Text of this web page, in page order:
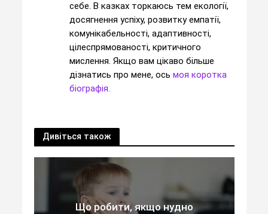
себе. В казках торкаюсь тем екології,
досягнення успіху, розвитку емпатії,
комунікабельності, адаптивності,
цілеспрямованості, критичного
мислення. Якщо вам цікаво більше
дізнатись про мене, ось моя коротка
біографія.
Дивіться також
Що робити, якщо нудно